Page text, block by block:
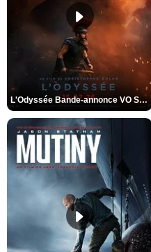
L'Odyssée Bande-annonce VO STFR